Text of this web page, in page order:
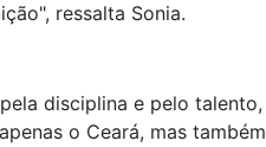
ressalta Sonia.
disciplina e pelo talento,
o Ceará, mas também